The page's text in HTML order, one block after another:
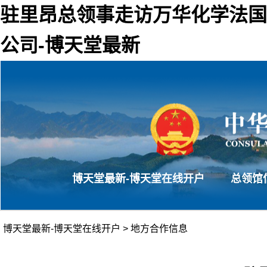
驻里昂总领事走访万华化学法国
公司-博天堂最新
博天堂最新-博天堂在线开户 总领馆
博天堂最新-博天堂在线开户 > 地方合作信息